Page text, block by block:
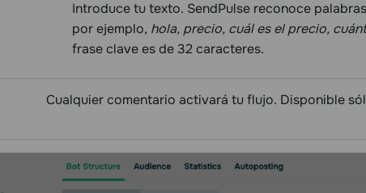
Introduce tu texto. SendPulse reconoce
por ejemplo, hola, precio, cuál es el precio,
frase clave es de 32 caracteres.
Cualquier comentario activará tu flujo. Disponible